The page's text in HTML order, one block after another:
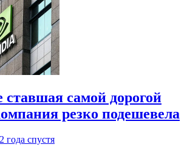
самой дорогой
резко подешевела
2 года спустя